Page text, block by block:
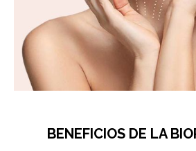
BENEFICIOS DE LA